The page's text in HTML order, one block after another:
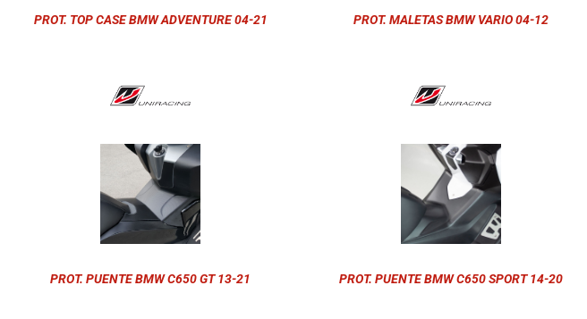
PROT. TOP CASE BMW ADVENTURE 04-21 PROT. MALETAS BMW VARIO 04-12
PROT. PUENTE BMW C650 GT 13-21 PROT. PUENTE BMW C650 SPORT 14-20